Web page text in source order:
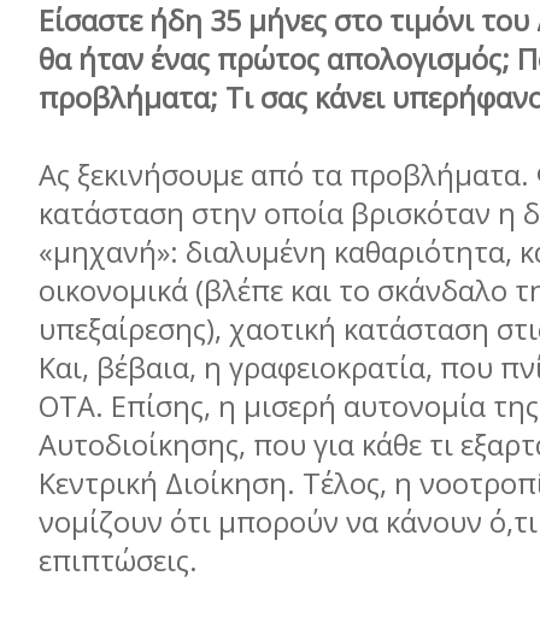
Είσαστε ήδη 35 μήνες στο τιμόνι
θα ήταν ένας πρώτος απολογισμός;
προβλήματα; Τι σας κάνει
Ας ξεκινήσουμε από τα προβλήματα.
κατάσταση στην οποία βρισκόταν η
«μηχανή»: διαλυμένη καθαριότητα,
οικονομικά (βλέπε και το σκάνδαλο
υπεξαίρεσης), χαοτική κατάσταση
Και, βέβαια, η γραφειοκρατία, που
ΟΤΑ. Επίσης, η μισερή αυτονομία της
Αυτοδιοίκησης, που για κάθε τι
Κεντρική Διοίκηση. Τέλος, η
νομίζουν ότι μπορούν να κάνουν
επιπτώσεις.